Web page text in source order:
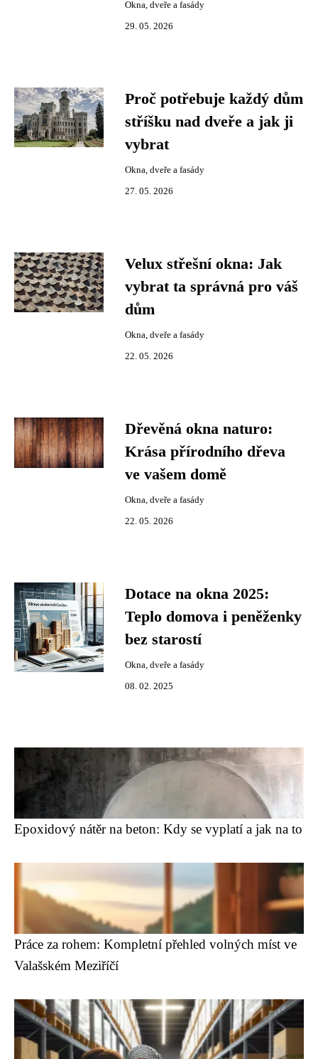
Okna, dveře a fasády
29. 05. 2026
Proč potřebuje každý dům
stříšku nad dveře a jak ji
vybrat
Okna, dveře a fasády
27. 05. 2026
Velux střešní okna: Jak
vybrat ta správná pro váš
dům
Okna, dveře a fasády
22. 05. 2026
Dřevěná okna naturo:
Krása přírodního dřeva
ve vašem domě
Okna, dveře a fasády
22. 05. 2026
Dotace na okna 2025:
Teplo domova i peněženky
bez starostí
Okna, dveře a fasády
08. 02. 2025
Epoxidový nátěr na beton: Kdy se vyplatí a jak na to
Práce za rohem: Kompletní přehled volných míst ve
Valašském Meziříčí